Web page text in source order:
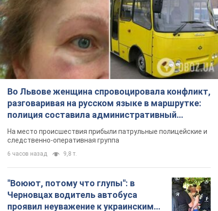
Во Львове женщина спровоцировала конфликт,
разговаривая на русском языке в маршрутке:
полиция составила административный
протокол. Видео
На место происшествия прибыли патрульные полицейские и
следственно-оперативная группа
6 часов назад 9,8 т.
"Воюют, потому что глупы": в
Черновцах водитель автобуса
проявил неуважение к украинским